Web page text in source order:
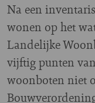
Na een
wonen op het
Landelijke
vijftig punten
woonboten niet